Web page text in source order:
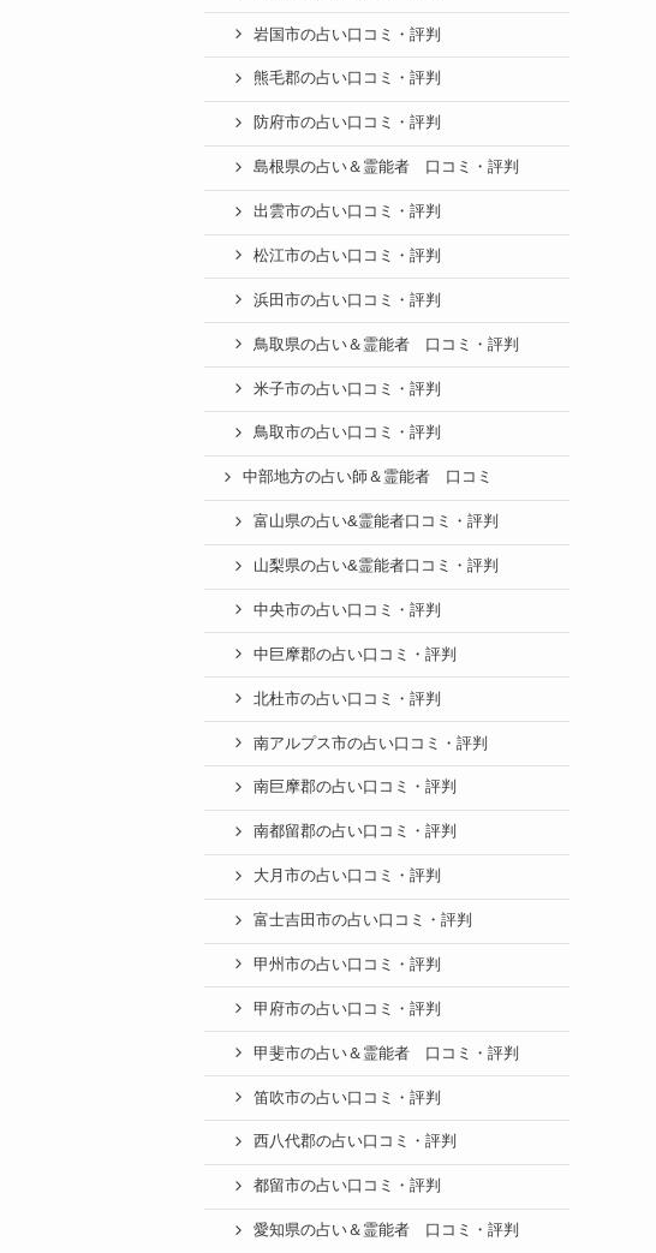
岩国市の占い口コミ・評判
熊毛郡の占い口コミ・評判
防府市の占い口コミ・評判
島根県の占い＆霊能者 口コミ・評判
出雲市の占い口コミ・評判
松江市の占い口コミ・評判
浜田市の占い口コミ・評判
鳥取県の占い＆霊能者 口コミ・評判
米子市の占い口コミ・評判
鳥取市の占い口コミ・評判
中部地方の占い師＆霊能者 口コミ
富山県の占い&霊能者口コミ・評判
山梨県の占い&霊能者口コミ・評判
中央市の占い口コミ・評判
中巨摩郡の占い口コミ・評判
北杜市の占い口コミ・評判
南アルプス市の占い口コミ・評判
南巨摩郡の占い口コミ・評判
南都留郡の占い口コミ・評判
大月市の占い口コミ・評判
富士吉田市の占い口コミ・評判
甲州市の占い口コミ・評判
甲府市の占い口コミ・評判
甲斐市の占い＆霊能者 口コミ・評判
笛吹市の占い口コミ・評判
西八代郡の占い口コミ・評判
都留市の占い口コミ・評判
愛知県の占い＆霊能者 口コミ・評判